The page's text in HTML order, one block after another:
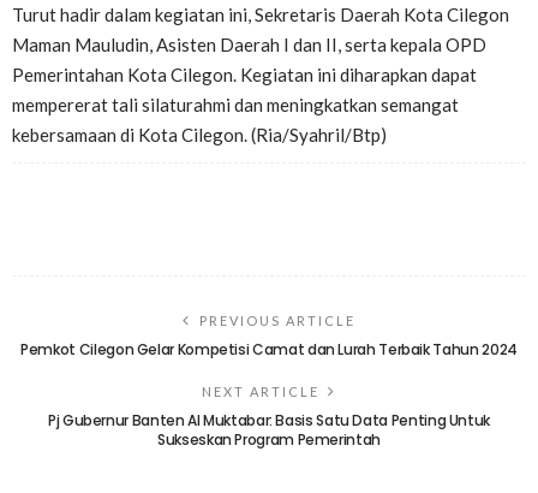
Turut hadir dalam kegiatan ini, Sekretaris Daerah Kota Cilegon
Maman Mauludin, Asisten Daerah I dan II, serta kepala OPD
Pemerintahan Kota Cilegon. Kegiatan ini diharapkan dapat
mempererat tali silaturahmi dan meningkatkan semangat
kebersamaan di Kota Cilegon. (Ria/Syahril/Btp)
PREVIOUS ARTICLE
Pemkot Cilegon Gelar Kompetisi Camat dan Lurah Terbaik Tahun 2024
NEXT ARTICLE
Pj Gubernur Banten Al Muktabar: Basis Satu Data Penting Untuk
Sukseskan Program Pemerintah